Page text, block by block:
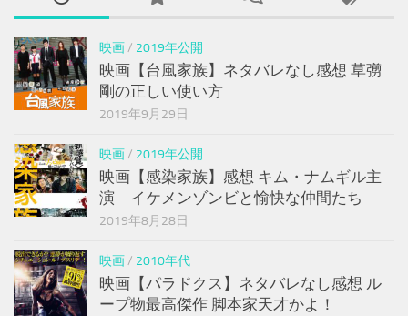
映画/ 2019年公開
映画【台風家族】ネタバレなし感想 草彅
剛の正しい使い方
2019年9月29日
映画/ 2019年公開
映画【感染家族】感想 キム・ナムギル主
演 イケメンゾンビと愉快な仲間たち
2019年8月28日
映画/ 2010年代
映画【パラドクス】ネタバレなし感想 ル
ープ物最高傑作 脚本家天才かよ！